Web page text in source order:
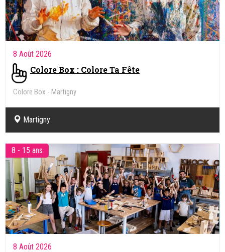
8 Août 2026
Colore Box : Colore Ta Fête
Colore Box - Martigny
Martigny
8 - 15 ans
8 Août 2026